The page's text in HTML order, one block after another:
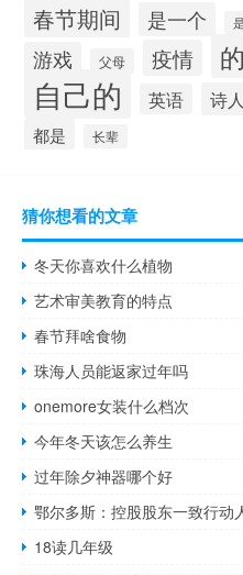
春节期间 是一个
游戏 父母 疫情
自己的 英语 诗人
都是 长辈
猜你想看的文章
冬天你喜欢什么植物
艺术审美教育的特点
春节拜啥食物
珠海人员能返家过年吗
onemore女装什么档次
今年冬天该怎么养生
过年除夕神器哪个好
18读几年级